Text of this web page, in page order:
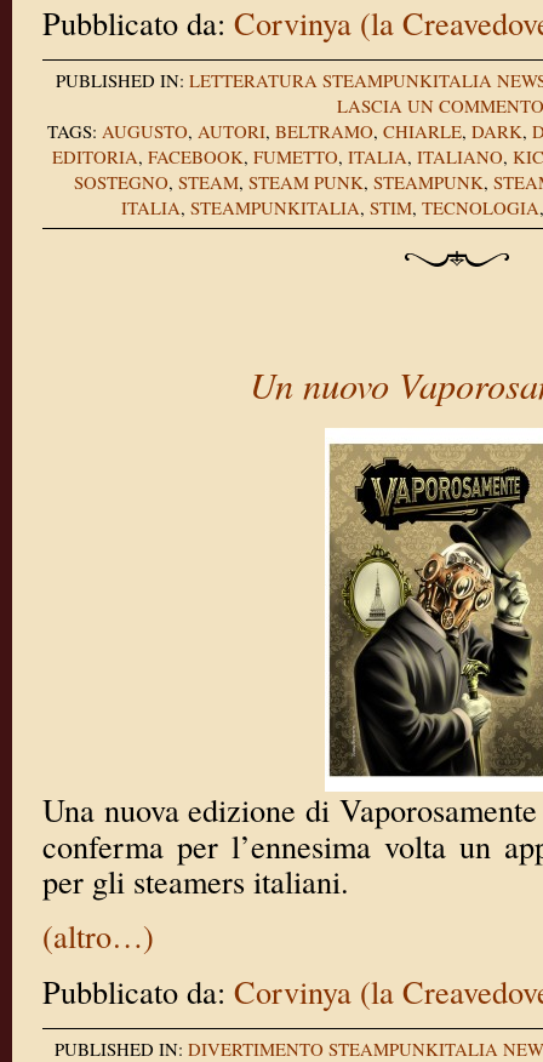
Pubblicato da: Corvinya (la
PUBLISHED IN: LETTERATURA STEAMPUNKITALIA
LASCIA UN COMMENTO
TAGS: AUGUSTO, AUTORI, BELTRAMO, CHIARLE, DARK,
EDITORIA, FACEBOOK, FUMETTO, ITALIA, ITALIANO,
SOSTEGNO, STEAM, STEAM PUNK, STEAMPUNK,
ITALIA, STEAMPUNKITALIA, STIM, TECNOLOGIA
Un nuovo
Una nuova edizione di
conferma per l’ennesima volta un
per gli steamers italiani.
(altro…)
Pubblicato da: Corvinya (la
PUBLISHED IN: DIVERTIMENTO STEAMPUNKITALIA